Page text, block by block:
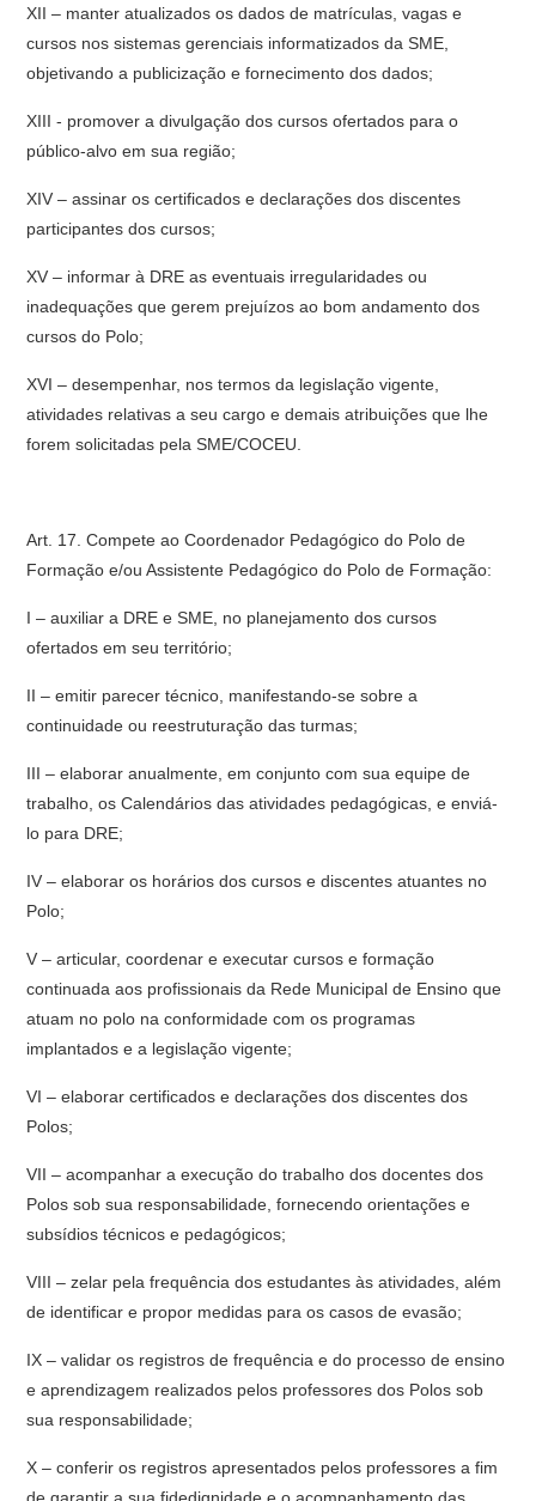
XII – manter atualizados os dados de matrículas, vagas e
cursos nos sistemas gerenciais informatizados da SME,
objetivando a publicização e fornecimento dos dados;
XIII - promover a divulgação dos cursos ofertados para o
público-alvo em sua região;
XIV – assinar os certificados e declarações dos discentes
participantes dos cursos;
XV – informar à DRE as eventuais irregularidades ou
inadequações que gerem prejuízos ao bom andamento dos
cursos do Polo;
XVI – desempenhar, nos termos da legislação vigente,
atividades relativas a seu cargo e demais atribuições que lhe
forem solicitadas pela SME/COCEU.
Art. 17. Compete ao Coordenador Pedagógico do Polo de
Formação e/ou Assistente Pedagógico do Polo de Formação:
I – auxiliar a DRE e SME, no planejamento dos cursos
ofertados em seu território;
II – emitir parecer técnico, manifestando-se sobre a
continuidade ou reestruturação das turmas;
III – elaborar anualmente, em conjunto com sua equipe de
trabalho, os Calendários das atividades pedagógicas, e enviá-
lo para DRE;
IV – elaborar os horários dos cursos e discentes atuantes no
Polo;
V – articular, coordenar e executar cursos e formação
continuada aos profissionais da Rede Municipal de Ensino que
atuam no polo na conformidade com os programas
implantados e a legislação vigente;
VI – elaborar certificados e declarações dos discentes dos
Polos;
VII – acompanhar a execução do trabalho dos docentes dos
Polos sob sua responsabilidade, fornecendo orientações e
subsídios técnicos e pedagógicos;
VIII – zelar pela frequência dos estudantes às atividades, além
de identificar e propor medidas para os casos de evasão;
IX – validar os registros de frequência e do processo de ensino
e aprendizagem realizados pelos professores dos Polos sob
sua responsabilidade;
X – conferir os registros apresentados pelos professores a fim